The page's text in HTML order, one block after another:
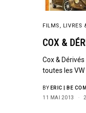
FILMS, LIVRES
COX &
Cox &
toutes les
BY ERIC | BE
11 MAI 2013